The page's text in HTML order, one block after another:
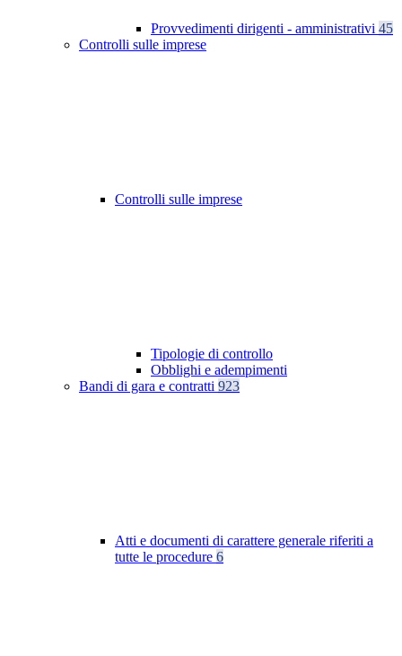
Provvedimenti dirigenti - amministrativi 45
Controlli sulle imprese
Controlli sulle imprese
Tipologie di controllo
Obblighi e adempimenti
Bandi di gara e contratti 923
Atti e documenti di carattere generale riferiti a
tutte le procedure 6